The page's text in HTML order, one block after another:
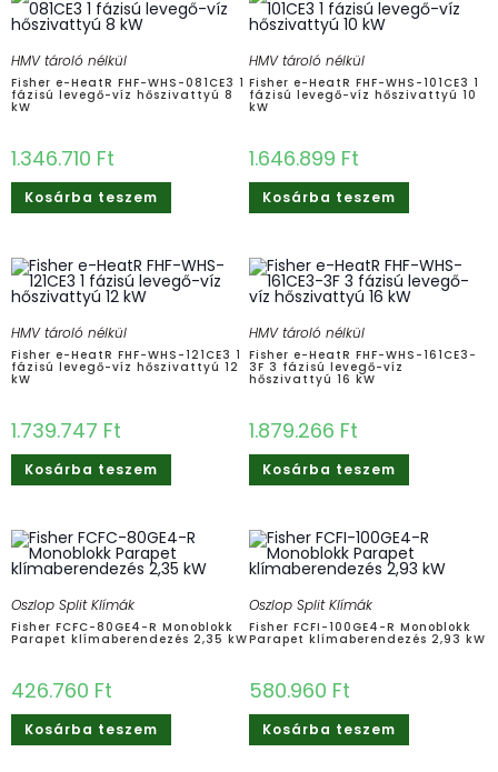
HMV tároló nélkül
Fisher e-HeatR FHF-WHS-081CE3 1
fázisú levegő-víz hőszivattyú 8
kW
1.346.710 Ft
Kosárba teszem
HMV tároló nélkül
Fisher e-HeatR FHF-WHS-101CE3 1
fázisú levegő-víz hőszivattyú 10
kW
1.646.899 Ft
Kosárba teszem
HMV tároló nélkül
Fisher e-HeatR FHF-WHS-121CE3 1
fázisú levegő-víz hőszivattyú 12
kW
1.739.747 Ft
Kosárba teszem
HMV tároló nélkül
Fisher e-HeatR FHF-WHS-161CE3-
3F 3 fázisú levegő-víz
hőszivattyú 16 kW
1.879.266 Ft
Kosárba teszem
Oszlop Split Klímák
Fisher FCFC-80GE4-R Monoblokk
Parapet klímaberendezés 2,35 kW
426.760 Ft
Kosárba teszem
Oszlop Split Klímák
Fisher FCFI-100GE4-R Monoblokk
Parapet klímaberendezés 2,93 kW
580.960 Ft
Kosárba teszem